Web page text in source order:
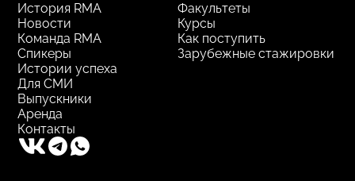
Факультеты
Курсы
Как поступить
Зарубежные стажировки
История RMA
Новости
Команда RMA
Спикеры
Истории успеха
Для СМИ
Выпускники
Аренда
Контакты